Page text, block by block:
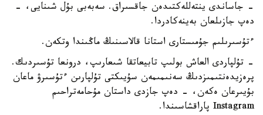
- جاساندى ينتەللەكتىدەن جاقسىراق. سەبەبى بۇل شىنايى، -
دەپ جازىلعان بەينەكادردا.
ءتۇسىرىلىم جۇمىستارى استانا قالاسىنىڭ ماڭىندا وتكەن.
- تۇلپاردى العاش بولىپ تابيعاتقا شىعارىپ، درونعا تۇسىردىك.
پرەزيدەنتىمىزدىڭ سەنىمىمەن سۇيىكتى تۇلپارىن ءتۇسىرۋ ماعان
بۇيىرعان ەكەن، - دەپ جازدى داستان مۇحامەتراحىم
Instagram پاراقشاسىندا.